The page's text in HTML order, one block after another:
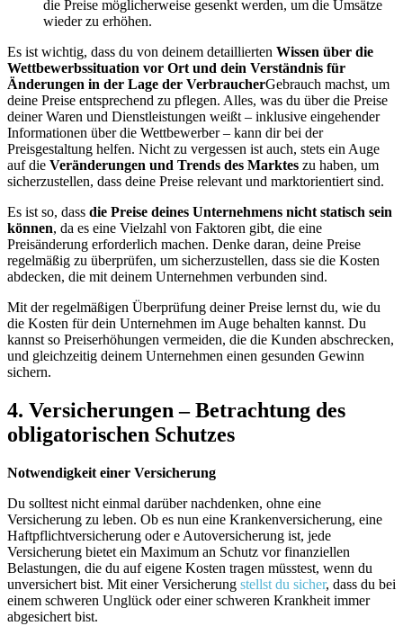
die Preise möglicherweise gesenkt werden, um die Umsätze
wieder zu erhöhen.
Es ist wichtig, dass du von deinem detaillierten Wissen über die
Wettbewerbssituation vor Ort und dein Verständnis für
Änderungen in der Lage der VerbraucherGebrauch machst, um
deine Preise entsprechend zu pflegen. Alles, was du über die Preise
deiner Waren und Dienstleistungen weißt – inklusive eingehender
Informationen über die Wettbewerber – kann dir bei der
Preisgestaltung helfen. Nicht zu vergessen ist auch, stets ein Auge
auf die Veränderungen und Trends des Marktes zu haben, um
sicherzustellen, dass deine Preise relevant und marktorientiert sind.
Es ist so, dass die Preise deines Unternehmens nicht statisch sein
können, da es eine Vielzahl von Faktoren gibt, die eine
Preisänderung erforderlich machen. Denke daran, deine Preise
regelmäßig zu überprüfen, um sicherzustellen, dass sie die Kosten
abdecken, die mit deinem Unternehmen verbunden sind.
Mit der regelmäßigen Überprüfung deiner Preise lernst du, wie du
die Kosten für dein Unternehmen im Auge behalten kannst. Du
kannst so Preiserhöhungen vermeiden, die die Kunden abschrecken,
und gleichzeitig deinem Unternehmen einen gesunden Gewinn
sichern.
4. Versicherungen – Betrachtung des
obligatorischen Schutzes
Notwendigkeit einer Versicherung
Du solltest nicht einmal darüber nachdenken, ohne eine
Versicherung zu leben. Ob es nun eine Krankenversicherung, eine
Haftpflichtversicherung oder e Autoversicherung ist, jede
Versicherung bietet ein Maximum an Schutz vor finanziellen
Belastungen, die du auf eigene Kosten tragen müsstest, wenn du
unversichert bist. Mit einer Versicherung stellst du sicher, dass du bei
einem schweren Unglück oder einer schweren Krankheit immer
abgesichert bist.